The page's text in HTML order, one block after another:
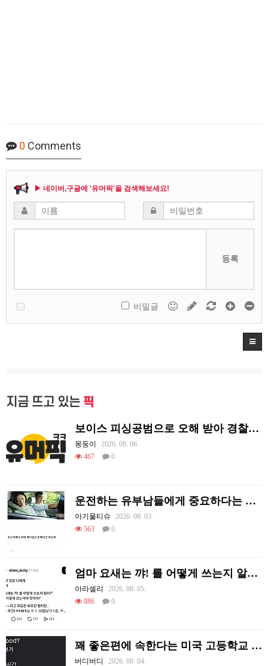
0 Comments
▶ 네이버,구글에 '유머픽'을 검색해보세요!
등록
비밀글
지금 뜨고 있는 픽
보이스 피싱공범으로 오해 받아 경찰이 쫓아왔던 썰.
몽둥이
2026. 08. 06.
467
0
운전하는 유부남들에게 중요하다는 조수석 매너
아기물티슈
2026. 08. 03.
563
0
엄마 요새는 꺄! 를 어떻게 쓰는지 알아?
아라셀리
2026. 08. 05.
886
0
꽤 좋은편에 속한다는 미국 고등학교 급식.mp4
버디버디
2026. 08. 04.